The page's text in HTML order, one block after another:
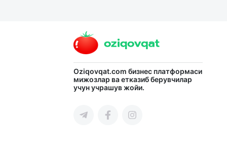
Oziqovqat.com бизнес платформаси
мижозлар ва етказиб берувчилар
учун учрашув жойи.